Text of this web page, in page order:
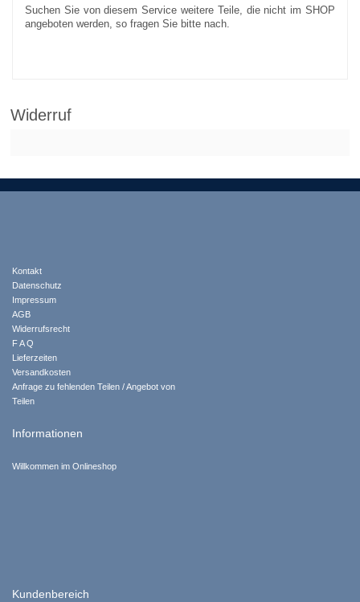
Suchen Sie von diesem Service weitere Teile, die nicht im SHOP
angeboten werden, so fragen Sie bitte nach.
Widerruf
Kontakt
Datenschutz
Impressum
AGB
Widerrufsrecht
F A Q
Lieferzeiten
Versandkosten
Anfrage zu fehlenden Teilen / Angebot von
Teilen
Informationen
Willkommen im Onlineshop
Kundenbereich